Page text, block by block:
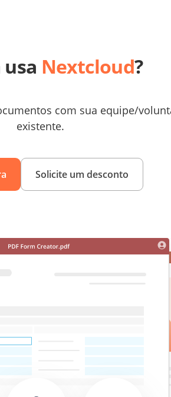
usa Nextcloud?
com sua equipe/
existente.
Solicite um desconto